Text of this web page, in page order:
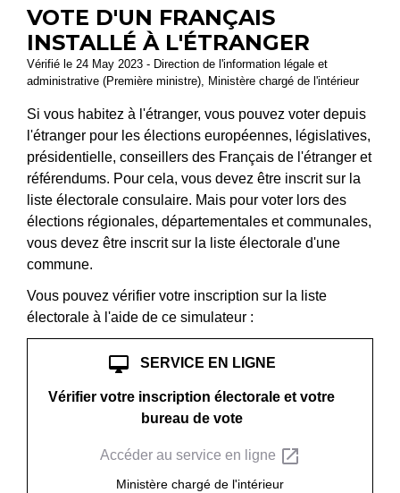
VOTE D'UN FRANÇAIS
INSTALLÉ À L'ÉTRANGER
Vérifié le 24 May 2023 - Direction de l'information légale et
administrative (Première ministre), Ministère chargé de l'intérieur
Si vous habitez à l'étranger, vous pouvez voter depuis
l'étranger pour les élections européennes, législatives,
présidentielle, conseillers des Français de l'étranger et
référendums. Pour cela, vous devez être inscrit sur la
liste électorale consulaire. Mais pour voter lors des
élections régionales, départementales et communales,
vous devez être inscrit sur la liste électorale d'une
commune.
Vous pouvez vérifier votre inscription sur la liste
électorale à l'aide de ce simulateur :
desktop_mac SERVICE EN LIGNE
Vérifier votre inscription électorale et votre
bureau de vote
Accéder au service en ligne open_in_new
Ministère chargé de l'intérieur